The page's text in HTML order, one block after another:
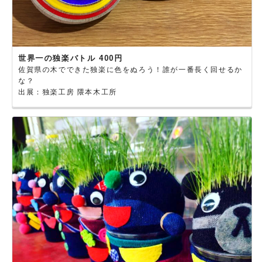
世界一の独楽バトル 400円
佐賀県の木でできた独楽に色をぬろう！誰が一番長く回せるか
な？
出展：独楽工房 隈本木工所